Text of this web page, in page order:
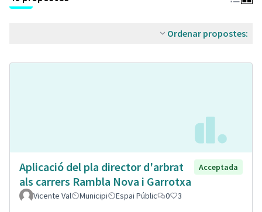
Ordenar propostes:
Aplicació del pla director d'arbrat
als carrers Rambla Nova i Garrotxa
Acceptada
Vicente Val Municipi Espai Públic 0 3